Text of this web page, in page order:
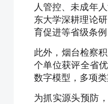
人管控、未成年
东大学深耕理论
育促进等省级条
此外，烟台检察
个单位获评全省
数字模型，多项
为抓实源头预防